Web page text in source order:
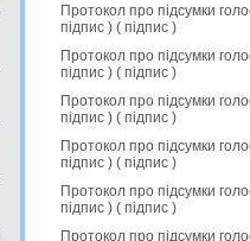
Протокол про підсумки
підпис ) ( підпис )
Протокол про підсумки
підпис ) ( підпис )
Протокол про підсумки
підпис ) ( підпис )
Протокол про підсумки
підпис ) ( підпис )
Протокол про підсумки
підпис ) ( підпис )
Протокол про підсумки